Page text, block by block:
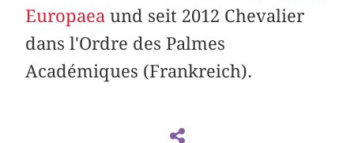
Europaea und seit 2012 Chevalier
dans l'Ordre des Palmes
Académiques (Frankreich).